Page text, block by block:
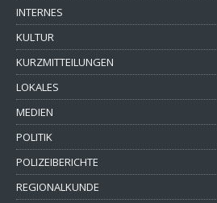
INTERNES
KULTUR
KURZMITTEILUNGEN
LOKALES
MEDIEN
POLITIK
POLIZEIBERICHTE
REGIONALKUNDE